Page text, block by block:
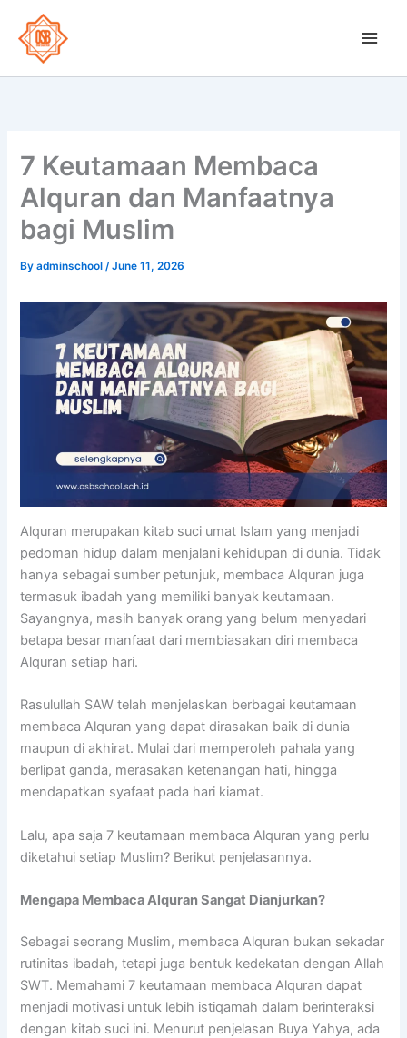
content
7 Keutamaan Membaca
Alquran dan Manfaatnya
bagi Muslim
Byadminschool/June 11, 2026
Alquran merupakan kitab suci umat Islam yang menjadi
pedoman hidup dalam menjalani kehidupan di dunia. Tidak
hanya sebagai sumber petunjuk, membaca Alquran juga
termasuk ibadah yang memiliki banyak keutamaan.
Sayangnya, masih banyak orang yang belum menyadari
betapa besar manfaat dari membiasakan diri membaca
Alquran setiap hari.
Rasulullah SAW telah menjelaskan berbagai keutamaan
membaca Alquran yang dapat dirasakan baik di dunia
maupun di akhirat. Mulai dari memperoleh pahala yang
berlipat ganda, merasakan ketenangan hati, hingga
mendapatkan syafaat pada hari kiamat.
Lalu, apa saja 7 keutamaan membaca Alquran yang perlu
diketahui setiap Muslim? Berikut penjelasannya.
Mengapa Membaca Alquran Sangat Dianjurkan?
Sebagai seorang Muslim, membaca Alquran bukan sekadar
rutinitas ibadah, tetapi juga bentuk kedekatan dengan Allah
SWT. Memahami 7 keutamaan membaca Alquran dapat
menjadi motivasi untuk lebih istiqamah dalam berinteraksi
dengan kitab suci ini. Menurut penjelasan Buya Yahya, ada